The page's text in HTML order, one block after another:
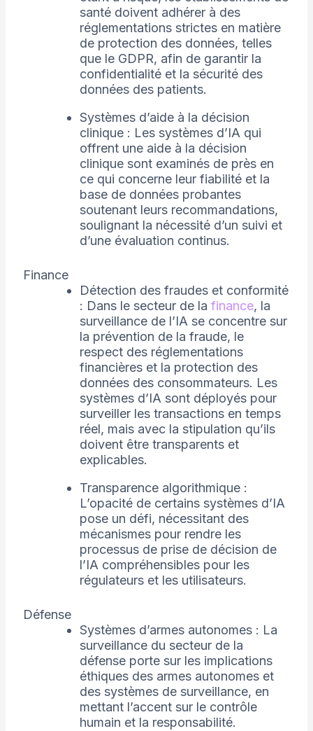
santé doivent adhérer à des
réglementations strictes en matière
de protection des données, telles
que le GDPR, afin de garantir la
confidentialité et la sécurité des
données des patients.
Systèmes d’aide à la décision
clinique : Les systèmes d’IA qui
offrent une aide à la décision
clinique sont examinés de près en
ce qui concerne leur fiabilité et la
base de données probantes
soutenant leurs recommandations,
soulignant la nécessité d’un suivi et
d’une évaluation continus.
Finance
Détection des fraudes et conformité
: Dans le secteur de la finance, la
surveillance de l’IA se concentre sur
la prévention de la fraude, le
respect des réglementations
financières et la protection des
données des consommateurs. Les
systèmes d’IA sont déployés pour
surveiller les transactions en temps
réel, mais avec la stipulation qu’ils
doivent être transparents et
explicables.
Transparence algorithmique :
L’opacité de certains systèmes d’IA
pose un défi, nécessitant des
mécanismes pour rendre les
processus de prise de décision de
l’IA compréhensibles pour les
régulateurs et les utilisateurs.
Défense
Systèmes d’armes autonomes : La
surveillance du secteur de la
défense porte sur les implications
éthiques des armes autonomes et
des systèmes de surveillance, en
mettant l’accent sur le contrôle
humain et la responsabilité.